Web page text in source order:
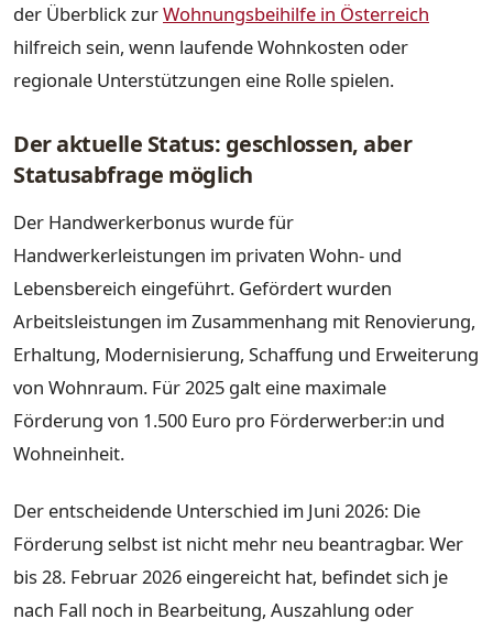
der Überblick zurWohnungsbeihilfe in Österreich
hilfreich sein, wenn laufende Wohnkosten oder
regionale Unterstützungen eine Rolle spielen.
Der aktuelle Status: geschlossen, aber
Statusabfrage möglich
Der Handwerkerbonus wurde für
Handwerkerleistungen im privaten Wohn- und
Lebensbereich eingeführt. Gefördert wurden
Arbeitsleistungen im Zusammenhang mit Renovierung,
Erhaltung, Modernisierung, Schaffung und Erweiterung
von Wohnraum. Für 2025 galt eine maximale
Förderung von 1.500 Euro pro Förderwerber:in und
Wohneinheit.
Der entscheidende Unterschied im Juni 2026: Die
Förderung selbst ist nicht mehr neu beantragbar. Wer
bis 28. Februar 2026 eingereicht hat, befindet sich je
nach Fall noch in Bearbeitung, Auszahlung oder